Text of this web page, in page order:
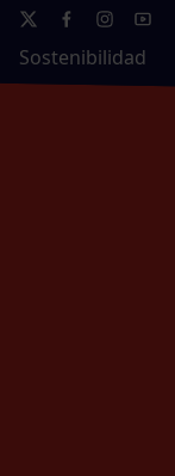
Sostenibilidad